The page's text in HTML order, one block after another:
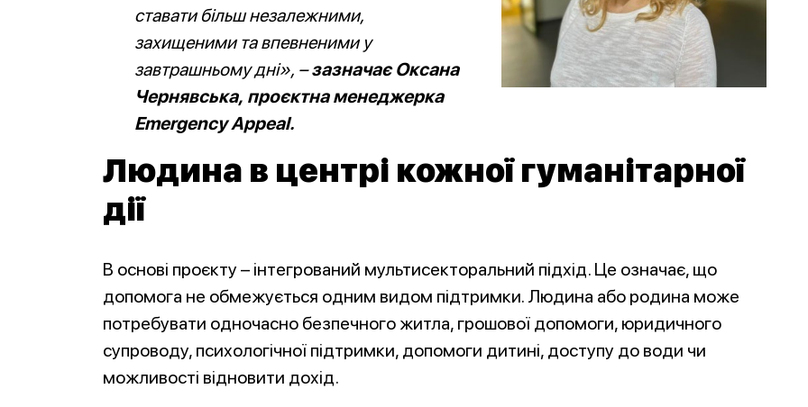
ставати більш незалежними,
захищеними та впевненими у
завтрашньому дні», –зазначає Оксана
Чернявська, проєктна менеджерка
Emergency Appeal.
Людина в центрі кожної гуманітарної
дії
В основі проєкту – інтегрований мультисекторальний підхід. Це означає, що
допомога не обмежується одним видом підтримки. Людина або родина може
потребувати одночасно безпечного житла, грошової допомоги, юридичного
супроводу, психологічної підтримки, допомоги дитині, доступу до води чи
можливості відновити дохід.